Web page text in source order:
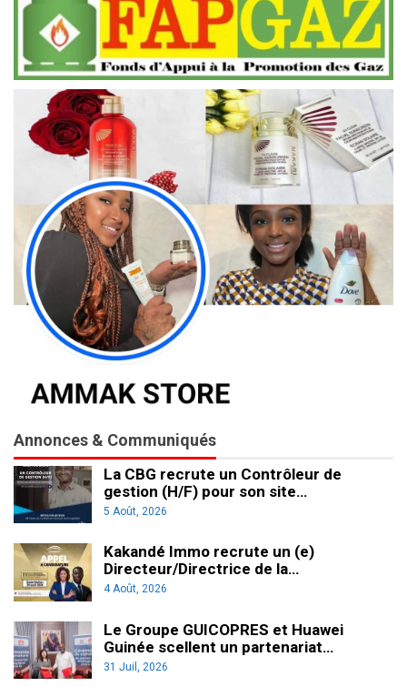
Annonces & Communiqués
La CBG recrute un Contrôleur de
gestion (H/F) pour son site…
5 Août, 2026
Kakandé Immo recrute un (e)
Directeur/Directrice de la…
4 Août, 2026
Le Groupe GUICOPRES et Huawei
Guinée scellent un partenariat…
31 Juil, 2026